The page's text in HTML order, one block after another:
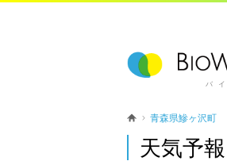
バ
青森県鰺ヶ沢町
天気予報